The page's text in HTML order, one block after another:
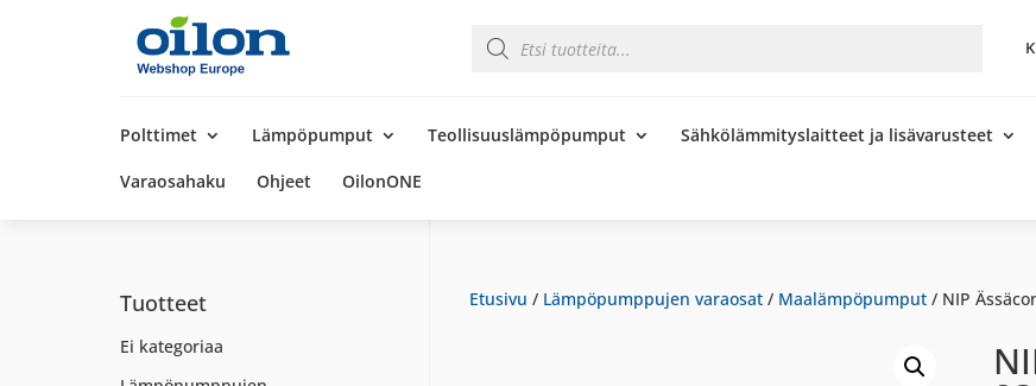
search
Polttimet Lämpöpumput Teollisuuslämpöpumput Sähkölämmityslaitteet ja lisävarusteet
Varaosahaku Ohjeet OilonONE
Etusivu / Lämpöpumppujen varaosat/ Maalämpöpumput/ NIP
Tuotteet
Ei kategoriaa